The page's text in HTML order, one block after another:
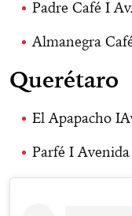
Padre Café I
Almanegra
Querétaro
El Apapacho
Parfé I